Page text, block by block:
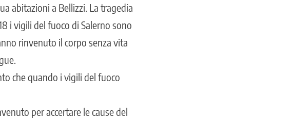
abitazioni a Bellizzi. La tragedia
i vigili del fuoco di Salerno sono
rinvenuto il corpo senza vita
che quando i vigili del fuoco
per accertare le cause del